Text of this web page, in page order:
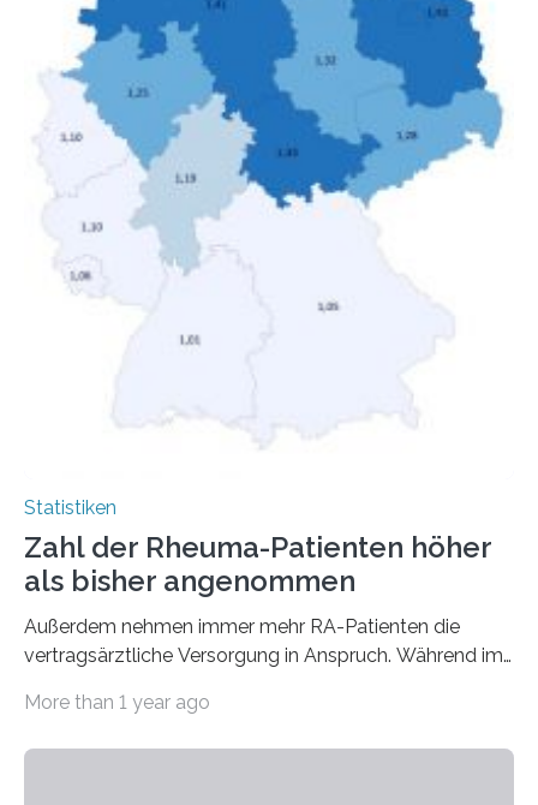
hinnehmen mussten, nahm die Belastung bei
Menschen mit…
Statistiken
Zahl der Rheuma-Patienten höher
als bisher angenommen
Außerdem nehmen immer mehr RA-Patienten die
vertragsärztliche Versorgung in Anspruch. Während im
More than 1 year ago